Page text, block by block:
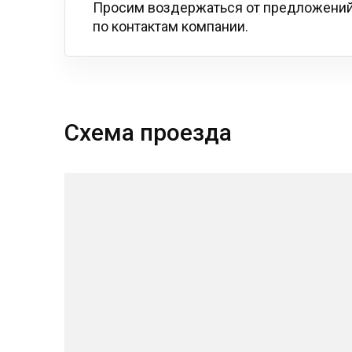
Просим воздержаться от
по контактам компании.
Схема проезда